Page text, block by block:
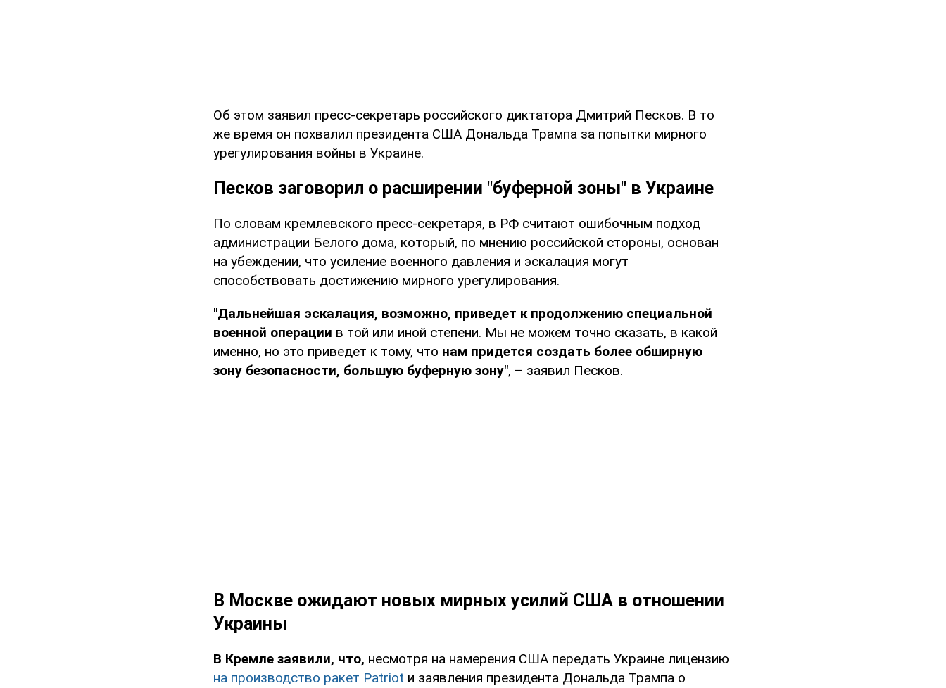
Об этом заявил пресс-секретарь российского диктатора Дмитрий Песков. В то
же время он похвалил президента США Дональда Трампа за попытки мирного
урегулирования войны в Украине.
Песков заговорил о расширении "буферной зоны" в Украине
По словам кремлевского пресс-секретаря, в РФ считают ошибочным подход
администрации Белого дома, который, по мнению российской стороны, основан
на убеждении, что усиление военного давления и эскалация могут
способствовать достижению мирного урегулирования.
"Дальнейшая эскалация, возможно, приведет к продолжению специальной
военной операции в той или иной степени. Мы не можем точно сказать, в какой
именно, но это приведет к тому, что нам придется создать более обширную
зону безопасности, большую буферную зону", – заявил Песков.
В Москве ожидают новых мирных усилий США в отношении
Украины
В Кремле заявили, что, несмотря на намерения США передать Украине лицензию
на производство ракет Patriot и заявления президента Дональда Трампа о